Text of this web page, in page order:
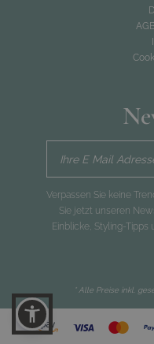
Ihre E Mail
Verpassen Sie keine
Sie jetzt unseren
Einblicke, Styling-
* Alle Preise inkl.